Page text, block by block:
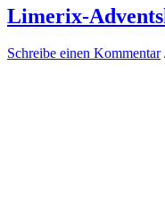
Limerix-
Schreibe einen Kommentar